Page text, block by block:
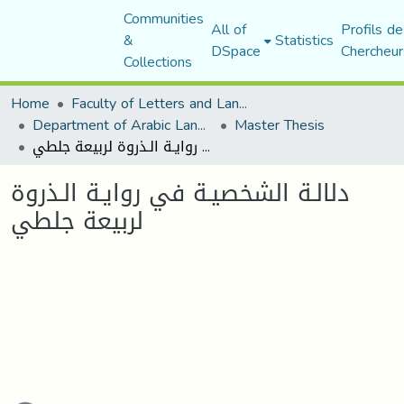
Communities
&
Collections
All of
DSpace Statistics Profils
Home
Faculty of Letters and Languages
Department of Arabic Language and Literature Master Thesis
دلالـة الشخصيـة في روايـة الـذروة لربيعة جلطي
دلالـة الشخصيـة في روايـة الـذروة
لربيعة جلطي